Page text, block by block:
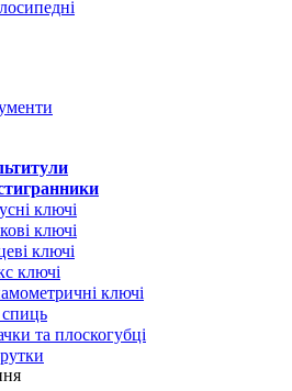
ключі
ключі
ключі
ключі
ключі
та плоскогубці